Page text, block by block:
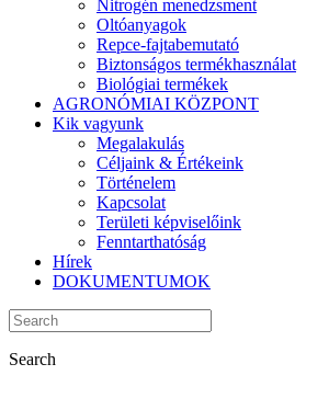
Nitrogén menedzsment
Oltóanyagok
Repce-fajtabemutató
Biztonságos termékhasználat
Biológiai termékek
AGRONÓMIAI KÖZPONT
Kik vagyunk
Megalakulás
Céljaink & Értékeink
Történelem
Kapcsolat
Területi képviselőink
Fenntarthatóság
Hírek
DOKUMENTUMOK
Search